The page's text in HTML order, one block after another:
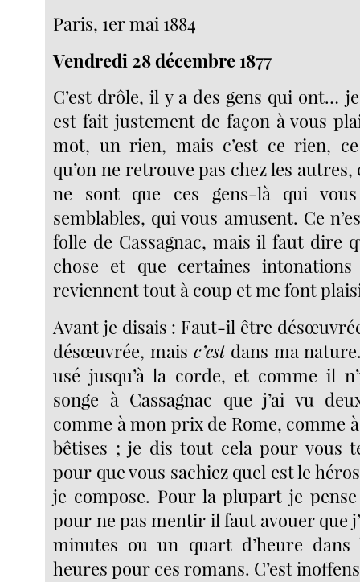
Paris, 1er mai 1884
Vendredi 28 décembre 1877
C’est drôle, il y a des gens qui ont…
est fait justement de façon à vous
mot, un rien, mais c’est ce rien,
qu’on ne retrouve pas chez les
ne sont que ces gens-là qui
semblables, qui vous amusent. Ce
folle de Cassagnac, mais il faut dire
chose et que certaines
reviennent tout à coup et me font
Avant je disais : Faut-il être
désœuvrée, mais c’estdans ma
usé jusqu’à la corde, et comme il
songe à Cassagnac que j’ai vu
comme à mon prix de Rome, comme
bêtises ; je dis tout cela pour vous
pour que vous sachiez quel est le
je compose. Pour la plupart je
pour ne pas mentir il faut avouer que
minutes ou un quart d’heure dans
heures pour ces romans. C’est